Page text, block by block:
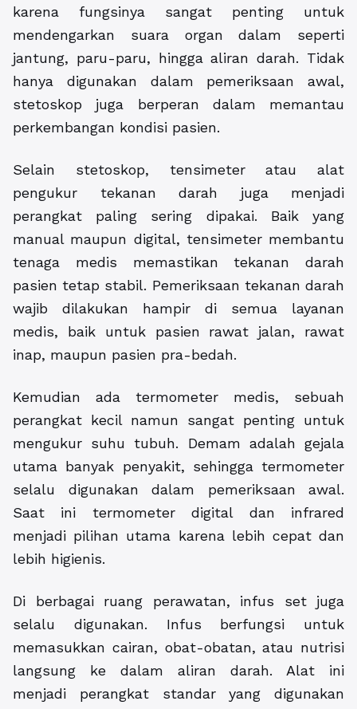
karena fungsinya sangat penting untuk
mendengarkan suara organ dalam seperti
jantung, paru-paru, hingga aliran darah. Tidak
hanya digunakan dalam pemeriksaan awal,
stetoskop juga berperan dalam memantau
perkembangan kondisi pasien.
Selain stetoskop, tensimeter atau alat
pengukur tekanan darah juga menjadi
perangkat paling sering dipakai. Baik yang
manual maupun digital, tensimeter membantu
tenaga medis memastikan tekanan darah
pasien tetap stabil. Pemeriksaan tekanan darah
wajib dilakukan hampir di semua layanan
medis, baik untuk pasien rawat jalan, rawat
inap, maupun pasien pra-bedah.
Kemudian ada termometer medis, sebuah
perangkat kecil namun sangat penting untuk
mengukur suhu tubuh. Demam adalah gejala
utama banyak penyakit, sehingga termometer
selalu digunakan dalam pemeriksaan awal.
Saat ini termometer digital dan infrared
menjadi pilihan utama karena lebih cepat dan
lebih higienis.
Di berbagai ruang perawatan, infus set juga
selalu digunakan. Infus berfungsi untuk
memasukkan cairan, obat-obatan, atau nutrisi
langsung ke dalam aliran darah. Alat ini
menjadi perangkat standar yang digunakan